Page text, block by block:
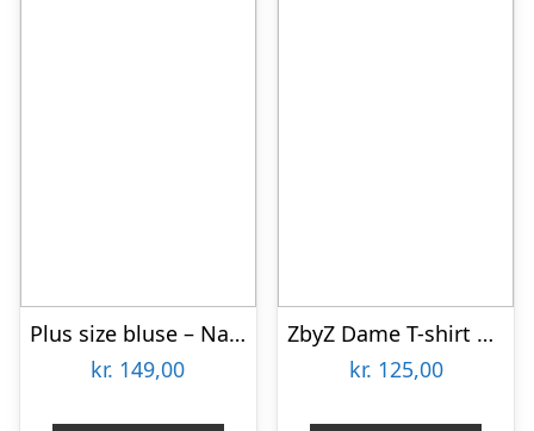
Plus size bluse – Natsu Retro Pearls Cognac
kr. 149,00
ZbyZ Dame T-shirt Plus Size – Navy – 50/52
kr. 125,00